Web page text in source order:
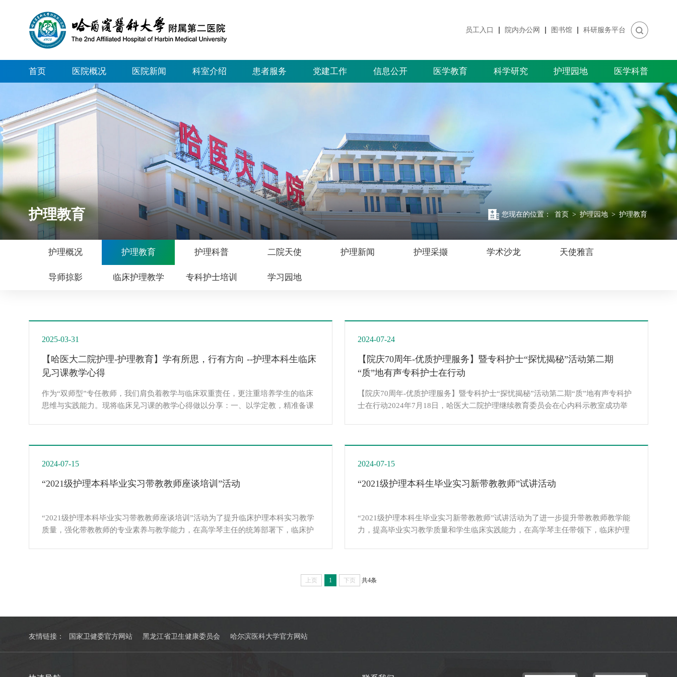
员工入口 院内办公网 图书馆 科研服务平台
首页 医院概况 医院新闻 科室介绍 患者服务 党建工作 信息公开 医学教育 科学研究 护理园地 医学科普
护理教育 您现在的位置： 首页 > 护理园地 > 护理教育
护理概况 护理教育 护理科普 二院天使 护理新闻 护理采撷 学术沙龙 天使雅言
导师掠影 临床护理教学 专科护士培训 学习园地
2025-03-31
【哈医大二院护理-护理教育】学有所思，行有方向 --护理本科生临床
见习课教学心得
作为“双师型”专任教师，我们肩负着教学与临床双重责任，更注重培养学生的临床
思维与实践能力。现将临床见习课的教学心得做以分享：一、以学定教，精准备课
2024-07-24
【院庆70周年-优质护理服务】暨专科护士“探忧揭秘”活动第二期
“质”地有声专科护士在行动
【院庆70周年-优质护理服务】暨专科护士“探忧揭秘”活动第二期“质”地有声专科护
士在行动2024年7月18日，哈医大二院护理继续教育委员会在心内科示教室成功举
2024-07-15
“2021级护理本科毕业实习带教教师座谈培训”活动
“2021级护理本科毕业实习带教教师座谈培训”活动为了提升临床护理本科实习教学
质量，强化带教教师的专业素养与教学能力，在高学琴主任的统筹部署下，临床护
2024-07-15
“2021级护理本科生毕业实习新带教教师”试讲活动
“2021级护理本科生毕业实习新带教教师”试讲活动为了进一步提升带教教师教学能
力，提高毕业实习教学质量和学生临床实践能力，在高学琴主任带领下，临床护理
钟），由专委会核心成员对新教师进行听课...
上页 1 下页 共4条
友情链接： 国家卫健委官方网站 黑龙江省卫生健康委员会 哈尔滨医科大学官方网站